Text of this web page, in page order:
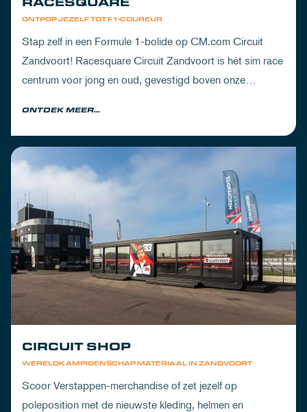
ONTPOP JEZELF TOT F1-COUREUR
Stap zelf in een Formule 1-bolide op CM.com Circuit
Zandvoort! Racesquare Circuit Zandvoort is hét sim race
centrum voor jong en oud, gevestigd boven onze
ONTDEK MEER...
WERELDKAMPIOENSCHAP MATERIAAL IN ZANDVOORT
CIRCUIT SHOP
Scoor Verstappen-merchandise of zet jezelf op
poleposition met de nieuwste kleding, helmen en